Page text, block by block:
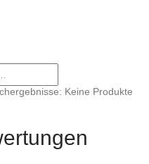
Keine Produkte